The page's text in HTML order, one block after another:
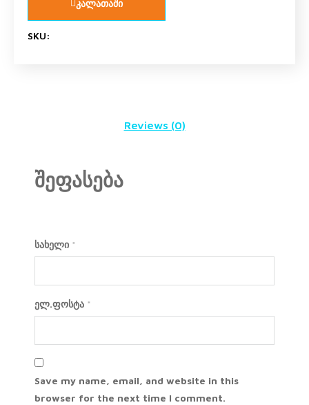
კალათაში
SKU:
Reviews (0)
შეფასება
სახელი *
ელ.ფოსტა *
Save my name, email, and website in this
browser for the next time I comment.